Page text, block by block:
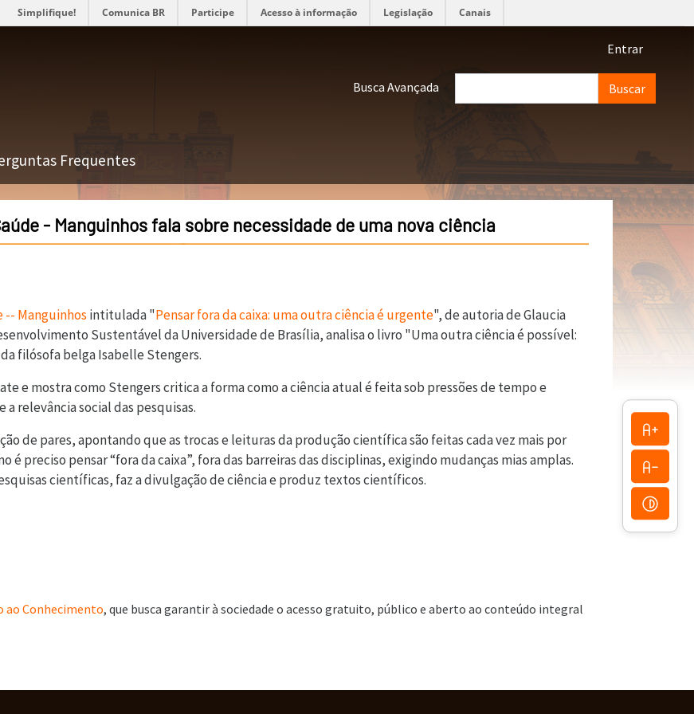
Simplifique! Comunica BR Participe Acesso à informação Legislação Canais
Menu
Entrar
Busca Avançada
Frequentes
- Manguinhos fala sobre necessidade de uma nova ciência
-- Manguinhos intitulada "Pensar fora da caixa: uma outra ciência é urgente", de autoria de Glaucia
Sustentável da Universidade de Brasília, analisa o livro "Uma outra ciência é possível:
filósofa belga Isabelle Stengers.
e mostra como Stengers critica a forma como a ciência atual é feita sob pressões de tempo e
relevância social das pesquisas.
de pares, apontando que as trocas e leituras da produção científica são feitas cada vez mais por
é preciso pensar “fora da caixa”, fora das barreiras das disciplinas, exigindo mudanças mias amplas.
científicas, faz a divulgação de ciência e produz textos científicos.
ao Conhecimento, que busca garantir à sociedade o acesso gratuito, público e aberto ao conteúdo integral